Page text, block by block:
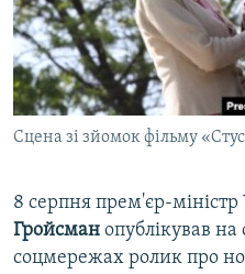
Сцена зі зйомок фільму
8 серпня прем'єр-міністр
Гройсман опублікував на
соцмережах ролик про